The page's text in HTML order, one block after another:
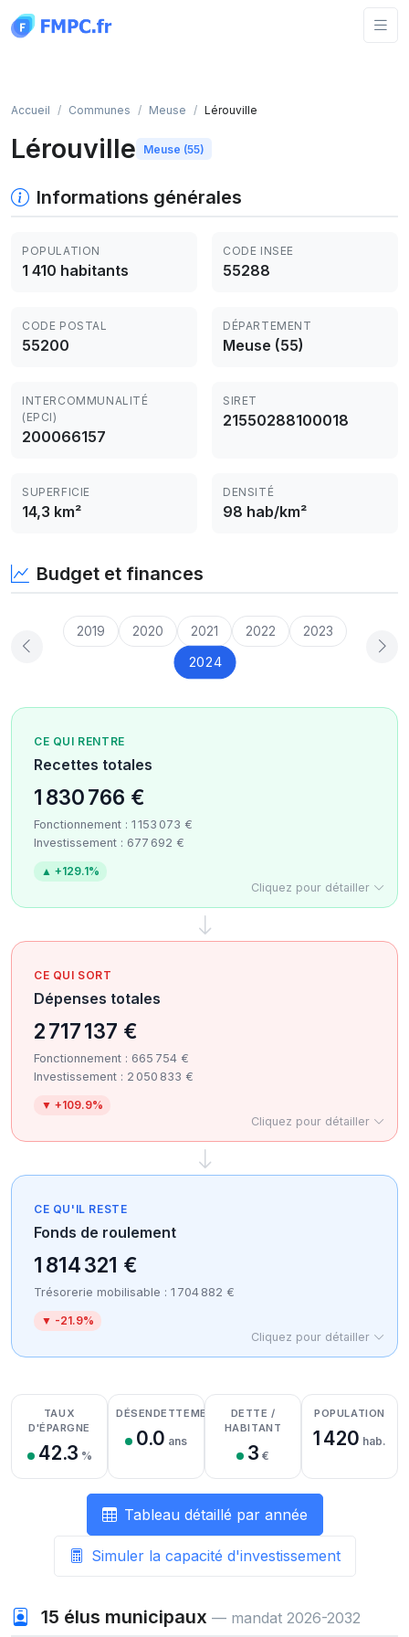
Accueil Communes Meuse Lérouville
Lérouville Meuse (55)
Informations générales
POPULATION
1 410 habitants
CODE INSEE
55288
CODE POSTAL
55200
DÉPARTEMENT
Meuse (55)
INTERCOMMUNALITÉ
(EPCI)
200066157
SIRET
21550288100018
SUPERFICIE
14,3 km²
DENSITÉ
98 hab/km²
Budget et finances
2019 2020 2021 2022 2023
2024
CE QUI RENTRE
Recettes totales
1 830 766 €
Fonctionnement : 1 153 073 €
Investissement : 677 692 €
▲ +129.1%
Cliquez pour détailler
CE QUI SORT
Dépenses totales
2 717 137 €
Fonctionnement : 665 754 €
Investissement : 2 050 833 €
▼ +109.9%
Cliquez pour détailler
CE QU'IL RESTE
Fonds de roulement
1 814 321 €
Trésorerie mobilisable : 1 704 882 €
▼ -21.9%
Cliquez pour détailler
Détail des recettes
Détail des dépenses
Détail de la trésorerie
TAUX
D'ÉPARGNE
42.3 %
DÉSENDETTEMENT
0.0 ans
DETTE /
HABITANT
3 €
POPULATION
1 420 hab.
Tableau détaillé par année
Simuler la capacité d'investissement
15 élus municipaux — mandat 2026-2032
Panneau de gestion des cookies